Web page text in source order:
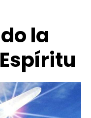
la